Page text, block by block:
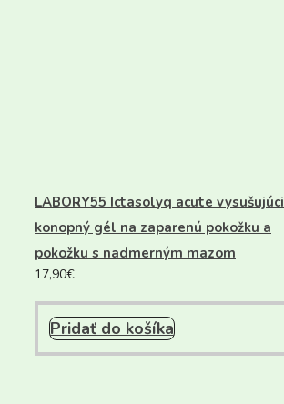
LABORY55 Ictasolyq acute vysušujúci
konopný gél na zaparenú pokožku a
pokožku s nadmerným mazom
17,90€
Pridať do košíka